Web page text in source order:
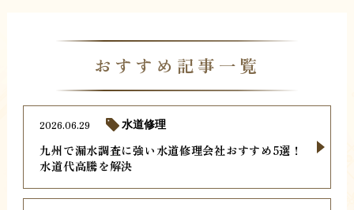
おすすめ記事一覧
九州で漏水調査に強い水道修理会社おすすめ5選！
水道代高騰を解決
2026.06.29 水道修理